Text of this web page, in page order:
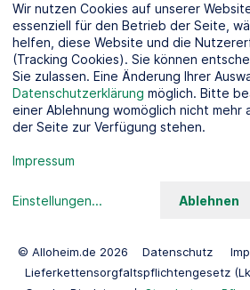
SOCIAL MEDIA
KOOPERATIONSPARTNER
© Alloheim.de 2026 Datenschutz
Lieferkettensorgfaltspflichtengesetz
Wir nutzen Cookies auf unserer
essenziell für den Betrieb der Seite,
helfen, diese Website und die
(Tracking Cookies). Sie können
Sie zulassen. Eine Änderung Ihrer
Datenschutzerklärung möglich. Bitte
einer Ablehnung womöglich nicht mehr
der Seite zur Verfügung stehen.
Impressum
Einstellungen... Ablehnen